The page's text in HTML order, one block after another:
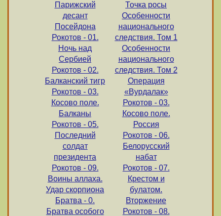
Парижский
десант
Посейдона
Рокотов - 01.
Ночь над
Cербией
Рокотов - 02.
Балканский тигр
Рокотов - 03.
Косово поле.
Балканы
Рокотов - 05.
Последний
солдат
президента
Рокотов - 09.
Воины аллаха.
Удар скорпиона
Братва - 0.
Братва особого
Точка росы
Особенности
национального
следствия. Том 1
Особенности
национального
следствия. Том 2
Операция
«Вурдалак»
Рокотов - 03.
Косово поле.
Россия
Рокотов - 06.
Белорусский
набат
Рокотов - 07.
Крестом и
булатом.
Вторжение
Рокотов - 08.